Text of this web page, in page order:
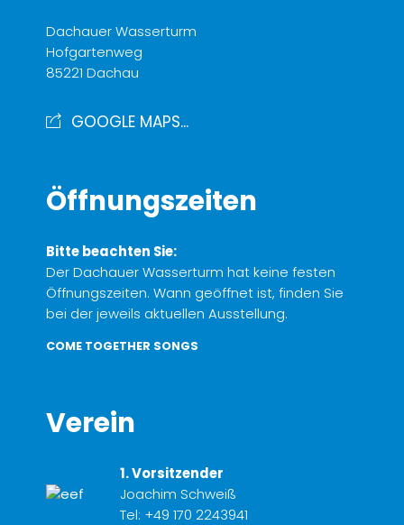
Dachauer Wasserturm
Hofgartenweg
85221 Dachau
GOOGLE MAPS...
Öffnungszeiten
Bitte beachten Sie:
Der Dachauer Wasserturm hat keine festen
Öffnungszeiten. Wann geöffnet ist, finden Sie
bei der jeweils aktuellen Ausstellung.
COME TOGETHER SONGS
Verein
1. Vorsitzender
Joachim Schweiß
Tel: +49 170 2243941